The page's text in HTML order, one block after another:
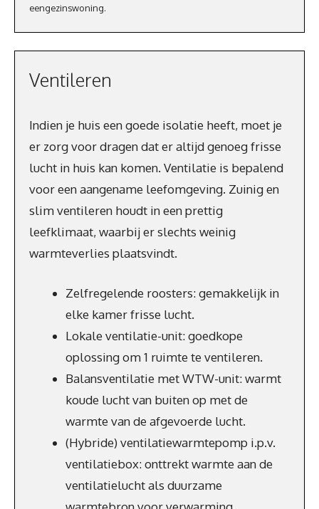
eengezinswoning.
Ventileren
Indien je huis een goede isolatie heeft, moet je
er zorg voor dragen dat er altijd genoeg frisse
lucht in huis kan komen. Ventilatie is bepalend
voor een aangename leefomgeving. Zuinig en
slim ventileren houdt in een prettig
leefklimaat, waarbij er slechts weinig
warmteverlies plaatsvindt.
Zelfregelende roosters: gemakkelijk in
elke kamer frisse lucht.
Lokale ventilatie-unit: goedkope
oplossing om 1 ruimte te ventileren.
Balansventilatie met WTW-unit: warmt
koude lucht van buiten op met de
warmte van de afgevoerde lucht.
(Hybride) ventilatiewarmtepomp i.p.v.
ventilatiebox: onttrekt warmte aan de
ventilatielucht als duurzame